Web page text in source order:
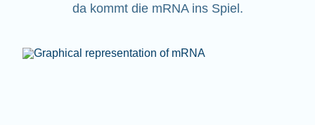
da kommt die mRNA ins Spiel.